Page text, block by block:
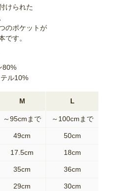
けられた
のポケットが
です。
80%
ル10%
M L
～95cmまで ～100cmまで
49cm 50cm
17.5cm 18cm
35cm 36cm
29cm
30cm